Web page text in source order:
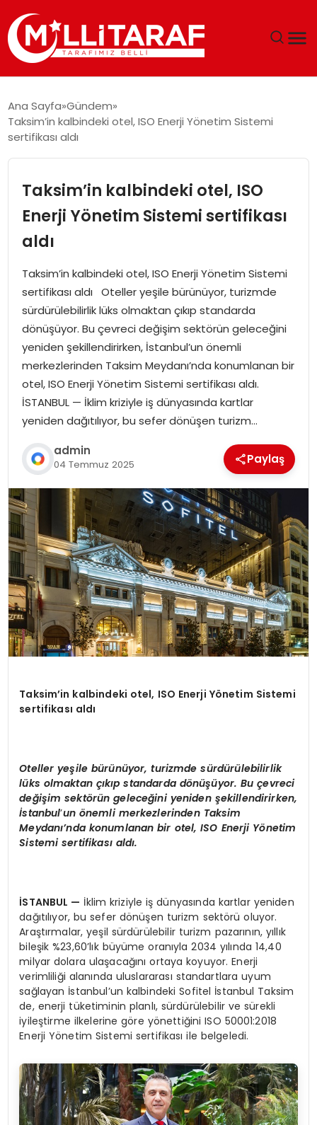
ÖZEL SAYFALAR
SPOR
SIYASET
MAGAZIN
Ana Sayfa Gündem
Taksim’in kalbindeki otel, ISO Enerji Yönetim Sistemi
sertifikası aldı
Taksim’in kalbindeki otel, ISO
Enerji Yönetim Sistemi sertifikası
aldı
Taksim’in kalbindeki otel, ISO Enerji Yönetim Sistemi
sertifikası aldı Oteller yeşile bürünüyor, turizmde
sürdürülebilirlik lüks olmaktan çıkıp standarda
dönüşüyor. Bu çevreci değişim sektörün geleceğini
yeniden şekillendirirken, İstanbul’un önemli
merkezlerinden Taksim Meydanı’nda konumlanan bir
otel, ISO Enerji Yönetim Sistemi sertifikası aldı.
İSTANBUL — İklim kriziyle iş dünyasında kartlar
yeniden dağıtılıyor, bu sefer dönüşen turizm…
admin
04 Temmuz 2025 Paylaş
Taksim’in kalbindeki otel, ISO Enerji Yönetim Sistemi
sertifikası aldı
Oteller yeşile bürünüyor, turizmde sürdürülebilirlik
lüks olmaktan çıkıp standarda dönüşüyor. Bu çevreci
değişim sektörün geleceğini yeniden şekillendirirken,
İstanbul’un önemli merkezlerinden Taksim
Meydanı’nda konumlanan bir otel, ISO Enerji Yönetim
Sistemi sertifikası aldı.
İSTANBUL — İklim kriziyle iş dünyasında kartlar yeniden
dağıtılıyor, bu sefer dönüşen turizm sektörü oluyor.
Araştırmalar, yeşil sürdürülebilir turizm pazarının, yıllık
bileşik %23,60’lık büyüme oranıyla 2034 yılında 14,40
milyar dolara ulaşacağını ortaya koyuyor. Enerji
verimliliği alanında uluslararası standartlara uyum
sağlayan İstanbul’un kalbindeki Sofitel İstanbul Taksim
de, enerji tüketiminin planlı, sürdürülebilir ve sürekli
iyileştirme ilkelerine göre yönettiğini ISO 50001:2018
Enerji Yönetim Sistemi sertifikası ile belgeledi.